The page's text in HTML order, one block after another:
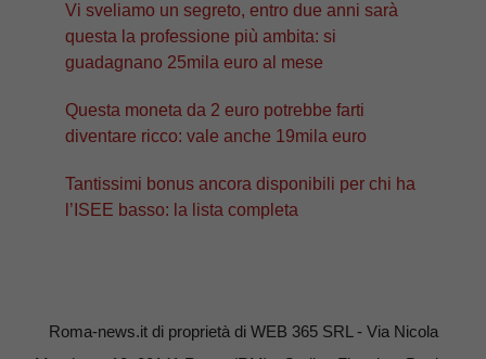
Vi sveliamo un segreto, entro due anni sarà
questa la professione più ambita: si
guadagnano 25mila euro al mese
Questa moneta da 2 euro potrebbe farti
diventare ricco: vale anche 19mila euro
Tantissimi bonus ancora disponibili per chi ha
l’ISEE basso: la lista completa
Roma-news.it di proprietà di WEB 365 SRL - Via Nicola